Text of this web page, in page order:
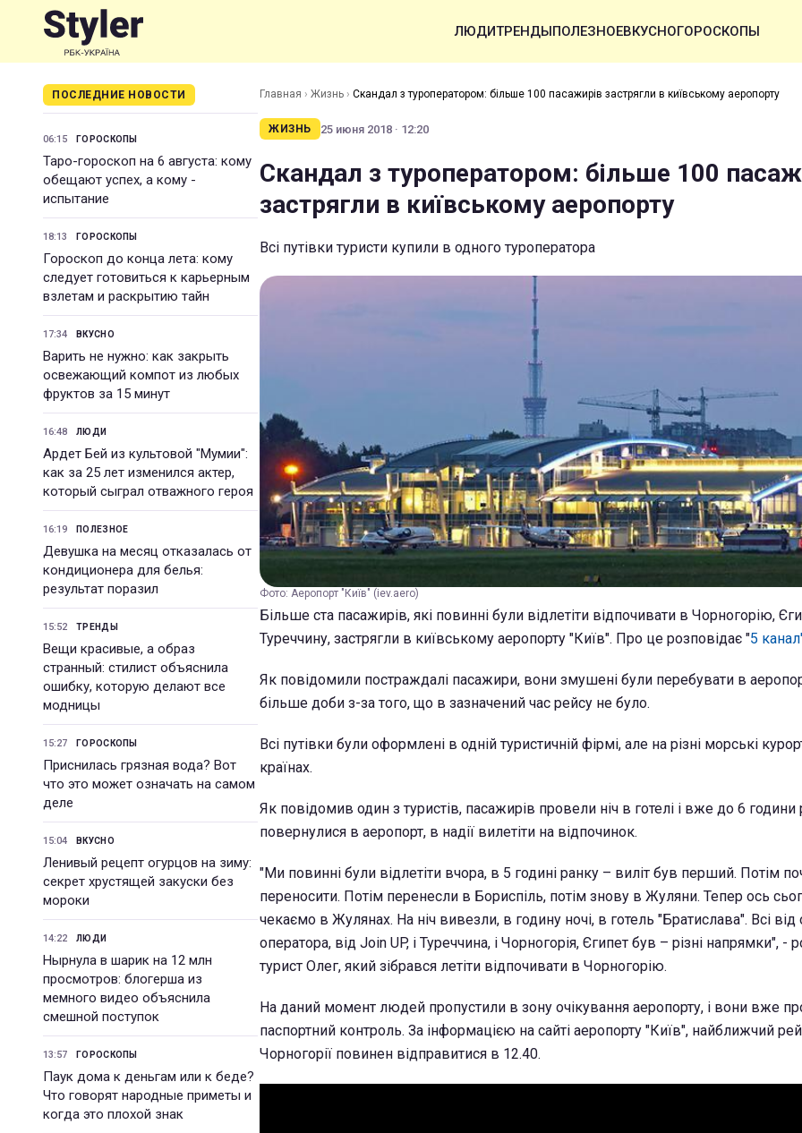
ЛЮДИТРЕНДЫПОЛЕЗНОЕВКУСНОГОРОСКОПЫ
ПОСЛЕДНИЕ НОВОСТИ
06:15 ГОРОСКОПЫ
Таро-гороскоп на 6 августа: кому
обещают успех, а кому -
испытание
18:13 ГОРОСКОПЫ
Гороскоп до конца лета: кому
следует готовиться к карьерным
взлетам и раскрытию тайн
17:34 ВКУСНО
Варить не нужно: как закрыть
освежающий компот из любых
фруктов за 15 минут
16:48 ЛЮДИ
Ардет Бей из культовой "Мумии":
как за 25 лет изменился актер,
который сыграл отважного героя
16:19 ПОЛЕЗНОЕ
Девушка на месяц отказалась от
кондиционера для белья:
результат поразил
15:52 ТРЕНДЫ
Вещи красивые, а образ
странный: стилист объяснила
ошибку, которую делают все
модницы
15:27 ГОРОСКОПЫ
Приснилась грязная вода? Вот
что это может означать на самом
деле
15:04 ВКУСНО
Ленивый рецепт огурцов на зиму:
секрет хрустящей закуски без
мороки
14:22 ЛЮДИ
Нырнула в шарик на 12 млн
просмотров: блогерша из
мемного видео объяснила
смешной поступок
13:57 ГОРОСКОПЫ
Паук дома к деньгам или к беде?
Что говорят народные приметы и
когда это плохой знак
Главная › Жизнь › Скандал з туроператором: більше 100 пасажирів застрягли в київському аеропорту
ЖИЗНЬ 25 июня 2018 · 12:20
Скандал з туроператором: більше 100
застрягли в київському аеропорту
Всі путівки туристи купили в одного туроператора
Фото: Аеропорт "Київ" (iev.aero)
Більше ста пасажирів, які повинні були відлетіти відпочивати в Чорногорію,
Туреччину, застрягли в київському аеропорту "Київ". Про це розповідає "5
Як повідомили постраждалі пасажири, вони змушені були перебувати в
більше доби з-за того, що в зазначений час рейсу не було.
Всі путівки були оформлені в одній туристичній фірмі, але на різні морські
країнах.
Як повідомив один з туристів, пасажирів провели ніч в готелі і вже до 6 години
повернулися в аеропорт, в надії вилетіти на відпочинок.
"Ми повинні були відлетіти вчора, в 5 годині ранку – виліт був перший. Потім
переносити. Потім перенесли в Бориспіль, потім знову в Жуляни. Тепер ось
чекаємо в Жулянах. На ніч вивезли, в годину ночі, в готель "Братислава". Всі від
оператора, від Join UP, і Туреччина, і Чорногорія, Єгипет був – різні напрямки", -
турист Олег, який зібрався летіти відпочивати в Чорногорію.
На даний момент людей пропустили в зону очікування аеропорту, і вони вже
паспортний контроль. За інформацією на сайті аеропорту "Київ", найближчий
Чорногорії повинен відправитися в 12.40.